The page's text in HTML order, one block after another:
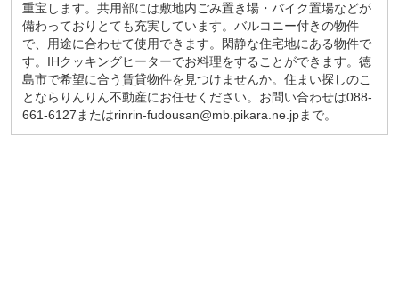
重宝します。共用部には敷地内ごみ置き場・バイク置場などが
備わっておりとても充実しています。バルコニー付きの物件
で、用途に合わせて使用できます。閑静な住宅地にある物件で
す。IHクッキングヒーターでお料理をすることができます。徳
島市で希望に合う賃貸物件を見つけませんか。住まい探しのこ
とならりんりん不動産にお任せください。お問い合わせは088-
661-6127またはrinrin-fudousan@mb.pikara.ne.jpまで。